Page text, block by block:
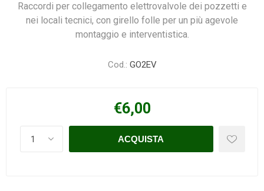
Raccordi per collegamento elettrovalvole dei pozzetti e
nei locali tecnici, con girello folle per un più agevole
montaggio e interventistica.
Cod.: GO2EV
€6,00